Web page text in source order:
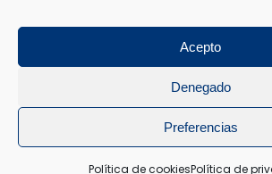
Acepto
Denegado
Preferencias
Política de cookiesPolítica de
© Todos los derechos
Aviso Legal
Política de cookies (UE)
PSDOCA , Ciudad Autónoma